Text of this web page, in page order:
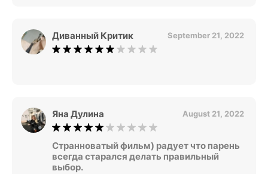
Диванный Критик September 21, 2022
Яна Дулина August 21, 2022
Странноватый фильм) радует что парень
всегда старался делать правильный
выбор.